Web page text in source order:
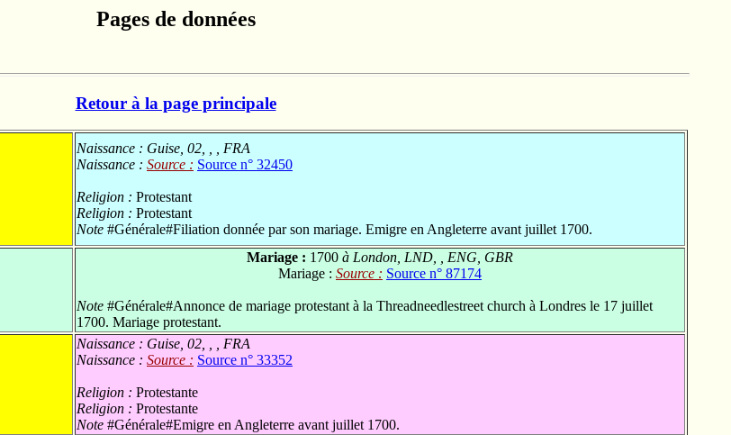
Pages de données
Retour à la page principale
Naissance : Guise, 02, , , FRA
Naissance : Source : Source n° 32450
Religion : Protestant
Religion : Protestant
Note #Générale#Filiation donnée par son mariage. Emigre en Angleterre avant juillet 1700.
Mariage : 1700 à London, LND, , ENG, GBR
Mariage : Source : Source n° 87174
Note #Générale#Annonce de mariage protestant à la Threadneedlestreet church à Londres le 17 juillet
1700. Mariage protestant.
Naissance : Guise, 02, , , FRA
Naissance : Source : Source n° 33352
Religion : Protestante
Religion : Protestante
Note #Générale#Emigre en Angleterre avant juillet 1700.